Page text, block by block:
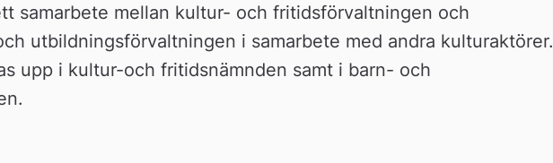
samarbete mellan kultur- och fritidsförvaltningen och
utbildningsförvaltningen i samarbete med andra kulturaktörer.
upp i kultur-och fritidsnämnden samt i barn- och